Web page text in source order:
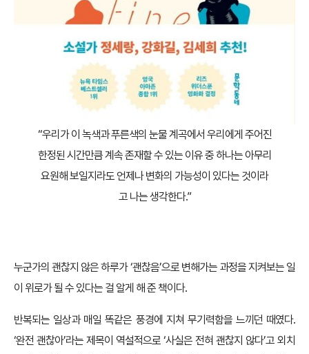
“우리가 이 녹색과 푸른색의 눈물 계곡에서 우리에게 주어진
한정된 시간만큼 계속 존재할 수 있는 이유 중 하나는 아무리
요원해 보일지라도 언제나 변화의 가능성이 있다는 것이라
고 나는 생각한다.”
누군가의 괜찮지 않은 하루가 ‘괜찮음’으로 변해가는 과정을 지켜보는 일
이 위로가 될 수 있다는 걸 알게 해 준 책이다.
반복되는 일상과 매일 똑같은 풍경에 지쳐 무기력함을 느끼던 때였다.
‘완전 괜찮아’라는 제목이 역설적으로 ‘사실은 전혀 괜찮지 않다’고 외치